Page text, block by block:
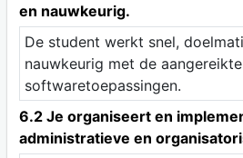
en nauwkeurig.
De student werkt snel,
nauwkeurig met de aangereikte
softwaretoepassingen.
6.2 Je organiseert en
administratieve en